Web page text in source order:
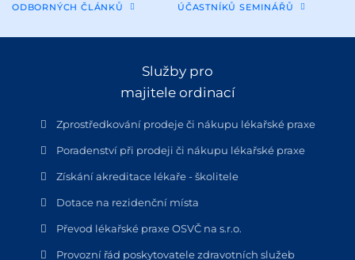
ODBORNÝCH ČLÁNKŮ ÚČASTNÍKŮ SEMINÁŘŮ
Služby pro
majitele ordinací
Zprostředkování prodeje či nákupu lékařské praxe
Poradenství při prodeji či nákupu lékařské praxe
Získání akreditace lékaře - školitele
Dotace na rezidenční místa
Převod lékařské praxe OSVČ na s.r.o.
Provozní řád poskytovatele zdravotních služeb